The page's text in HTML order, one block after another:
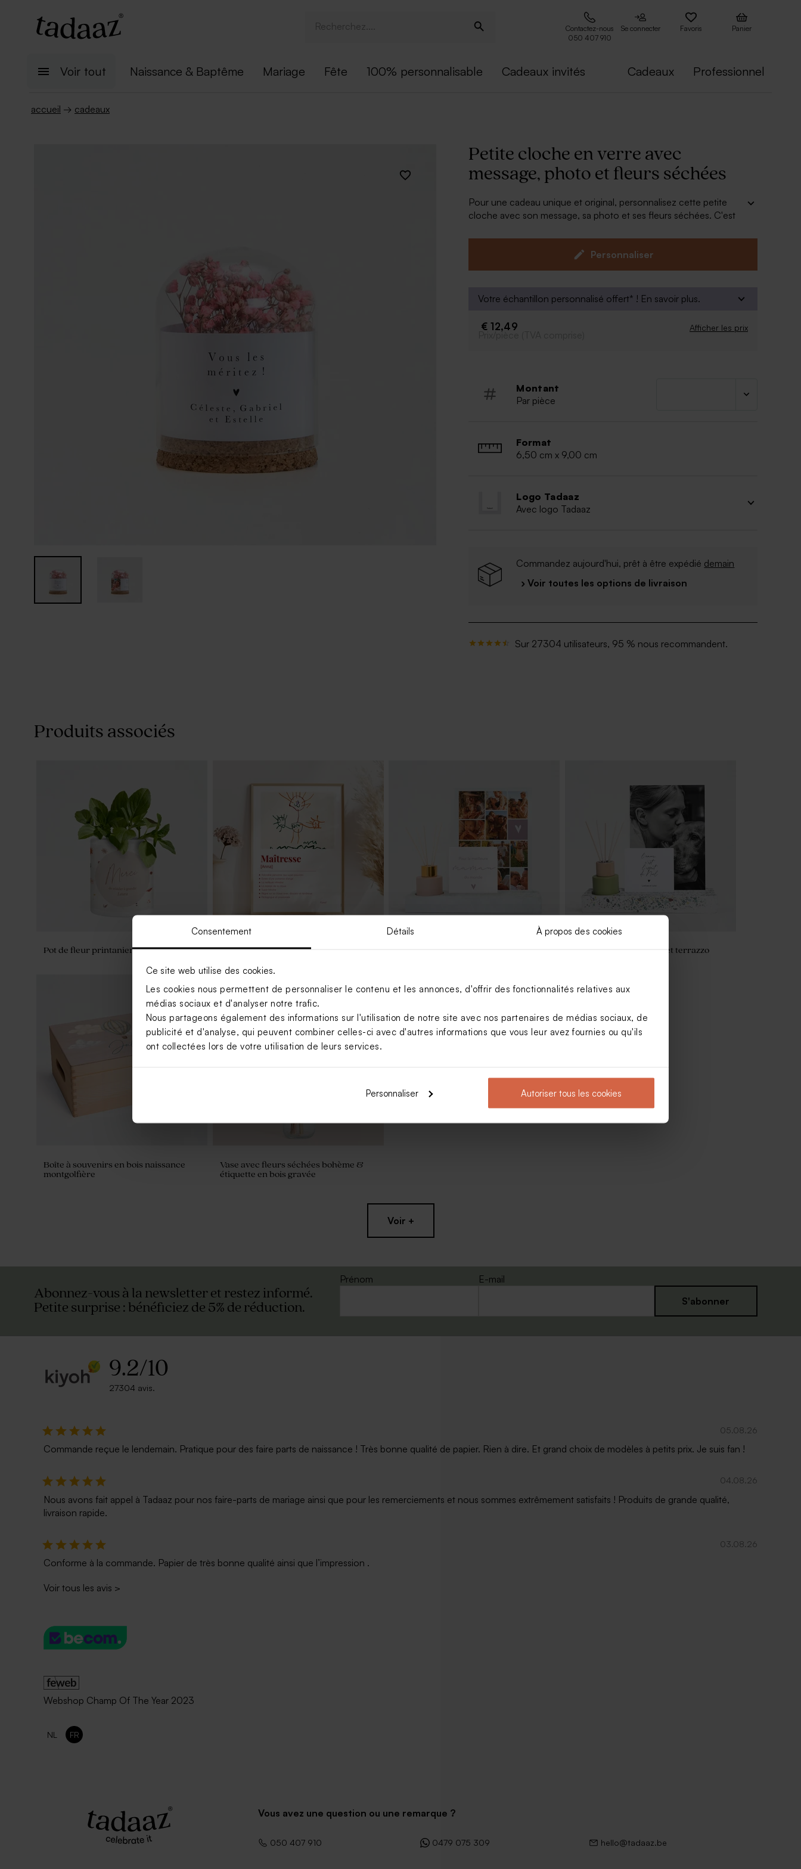
Consentement Détails À propos des cookies
Ce site web utilise des cookies.
Les cookies nous permettent de personnaliser le contenu et les annonces, d'offrir des fonctionnalités relatives aux
médias sociaux et d'analyser notre trafic.
Nous partageons également des informations sur l'utilisation de notre site avec nos partenaires de médias sociaux, de
publicité et d'analyse, qui peuvent combiner celles-ci avec d'autres informations que vous leur avez fournies ou qu'ils
ont collectées lors de votre utilisation de leurs services.
Personnaliser Autoriser tous les cookies
Contactez-nous
050 407 910
Se connecter Favoris Panier
Voir tout Naissance & Baptême Mariage Fête 100% personnalisable Cadeaux invités Cadeaux Professionnel
accueil → cadeaux
Petite cloche en verre avec
message, photo et fleurs séchées
Pour une cadeau unique et original, personnalisez cette petite
cloche avec son message, sa photo et ses fleurs séchées. C'est
À retenir :
Personnaliser
Votre échantillon personnalisé offert* ! En savoir plus.
€ 12,49 Afficher les prix
Prix/pièce (TVA comprise)
Montant
Par pièce
Format
6,50 cm x 9,00 cm
Logo Tadaaz
Avec logo Tadaaz
Commandez aujourd'hui, prêt à être expédié demain
› Voir toutes les options de livraison
Sur 27304 utilisateurs, 95 % nous recommandent.
Produits associés
Pot de fleur printanier Affiche maîtresse dessin
Support photo en plexi et terrazzo
Boîte à souvenirs en bois naissance
montgolfière
Vase avec fleurs séchées bohème &
étiquette en bois gravée
Chaussettes personnalisables émoji
Voir +
Abonnez-vous à la newsletter et restez informé.
Petite surprise : bénéficiez de 5% de réduction.
Prénom
E-mail
S'abonner
9.2/10
27304 avis.
05.08.26
Commande reçue le lendemain. Pratique pour des faire parts de naissance ! Très bonne qualité de papier. Rien à dire. Et grand choix de modèles à petits prix. Je suis fan !
04.08.26
Nous avons fait appel à Tadaaz pour nos faire-parts de mariage ainsi que pour les remerciements et nous sommes extrêmement satisfaits ! Produits de grande qualité,
livraison rapide.
03.08.26
Conforme à la commande. Papier de très bonne qualité ainsi que l’impression .
Voir tous les avis >
Webshop Champ Of The Year 2023
NL FR
Vous avez une question ou une remarque ?
050 407 910 0479 075 309 hello@tadaaz.be